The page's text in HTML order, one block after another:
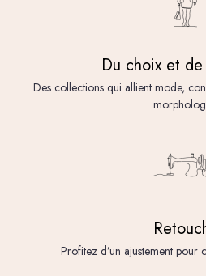
Du choix et
Des collections qui allient mode,
Profitez d’un ajustement pour